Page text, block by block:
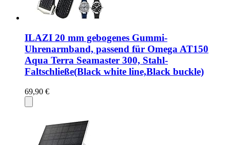
ILAZI 20 mm gebogenes Gummi-
Uhrenarmband, passend für Omega AT150
Aqua Terra Seamaster 300, Stahl-
Faltschließe(Black white line,Black buckle)
69,90 €